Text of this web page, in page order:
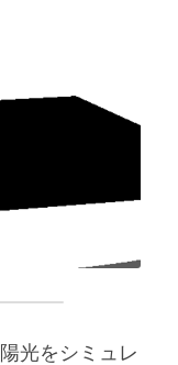
光をシミュレ